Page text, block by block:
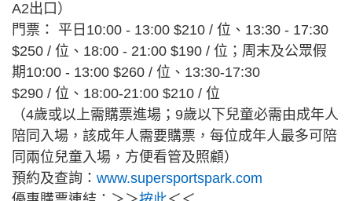
A2出口）
門票： 平日10:00 - 13:00 $210 / 位、13:30 - 17:30
$250 / 位、18:00 - 21:00 $190 / 位；周末及公眾假
期10:00 - 13:00 $260 / 位、13:30-17:30
$290 / 位、18:00-21:00 $210 / 位
（4歲或以上需購票進場；9歲以下兒童必需由成年人
陪同入場，該成年人需要購票，每位成年人最多可陪
同兩位兒童入場，方便看管及照顧）
預約及查詢： www.supersportspark.com